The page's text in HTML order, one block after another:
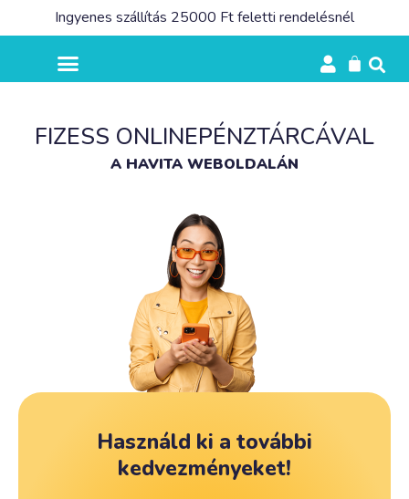
Ingyenes szállítás 25000 Ft feletti rendelésnél
FIZESS ONLINEPÉNZTÁRCÁVAL
A HAVITA WEBOLDALÁN
Használd ki a további
kedvezményeket!